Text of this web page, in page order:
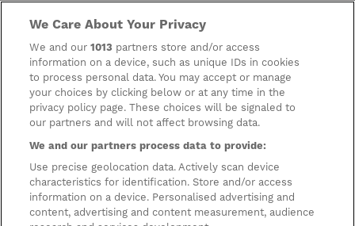
Cookies
Manage Preferences
Datenschutzeinstellungen
Information zur Verarbeitung
Personenbezogener Daten
Hausordnung
Parkhausordnung
Datenschutzerklärung für Bau und Fit-Out
We Care About Your Privacy
We and our1013 partners store and/or access
information on a device, such as unique IDs in cookies
to process personal data. You may accept or manage
your choices by clicking below or at any time in the
privacy policy page. These choices will be signaled to
our partners and will not affect browsing data.
We and our partners process data to provide:
Use precise geolocation data. Actively scan device
characteristics for identification. Store and/or access
information on a device. Personalised advertising and
content, advertising and content measurement, audience